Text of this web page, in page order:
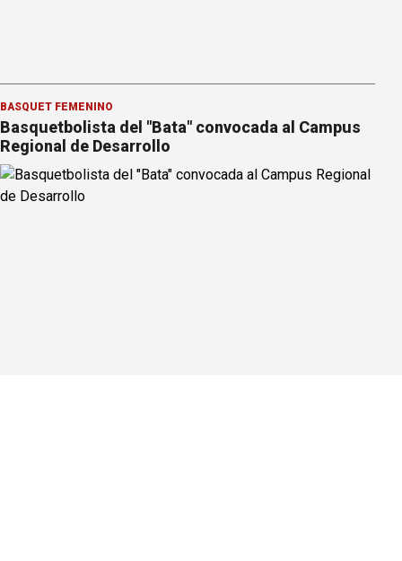
BÁSQUET FEMENINO
Basquetbolista del "Bata" convocada al Campus
Regional de Desarrollo